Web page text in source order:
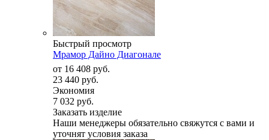
Быстрый просмотр
Мрамор Дайно Диагонале
от 16 408 руб.
23 440 руб.
Экономия
7 032 руб.
Заказать изделие
Наши менеджеры обязательно свяжутся с вами и
уточнят условия заказа